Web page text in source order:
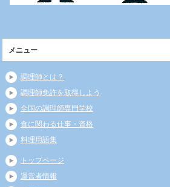
メニュー
調理師とは？
調理師免許を取得しよう
全国の調理師専門学校
食に関わる仕事・資格
料理用語集
トップページ
運営者情報